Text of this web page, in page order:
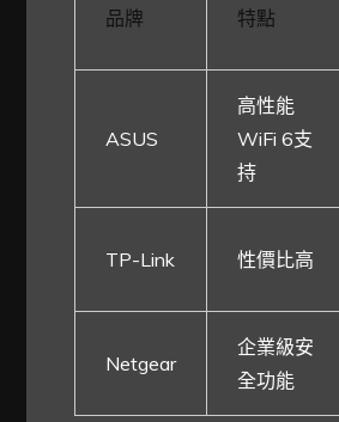
品牌 特點
ASUS
高性能
WiFi 6支
持
TP-Link 性價比高
Netgear
企業級安
全功能